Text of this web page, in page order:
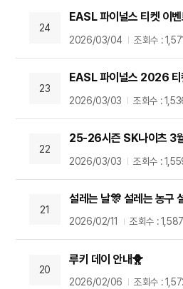
24
EASL 파이널스 티켓 이벤
2026/03/04 조회수 : 1,571
23
2026/03/03 조회수 :
22
2026/03/03 조회수 :
21
설레는 날🎊 설레는 농구
2026/02/11 조회수 : 1,587
20
루키 데이 안내🐥
2026/02/06 조회수 :